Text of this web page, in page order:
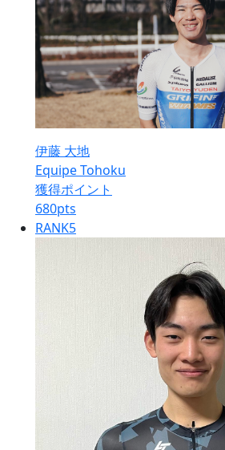
伊藤 大地
Equipe Tohoku
獲得ポイント
680pts
RANK5